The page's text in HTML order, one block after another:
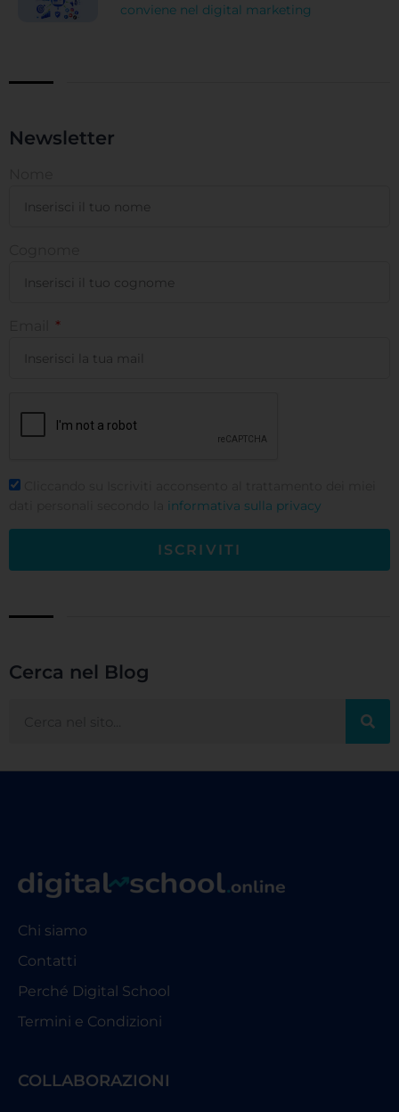
conviene nel digital marketing
Newsletter
informativa sulla privacy
ISCRIVITI
Cerca nel Blog
Chi siamo
Contatti
Perché Digital School
Termini e Condizioni
COLLABORAZIONI